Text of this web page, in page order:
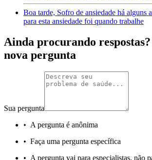
Boa tarde, Sofro de ansiedade há alguns
para esta ansiedade foi quando trabalhe
Ainda procurando
nova pergunta
Sua pergunta
• A pergunta é anônima
• Faça uma pergunta específica
• A pergunta vai para especialistas, não